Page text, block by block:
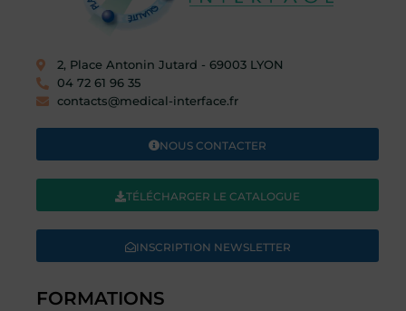
2, Place Antonin Jutard - 69003 LYON​
04 72 61 96 35
contacts@medical-interface.fr
NOUS CONTACTER
TÉLÉCHARGER LE CATALOGUE
INSCRIPTION NEWSLETTER
FORMATIONS